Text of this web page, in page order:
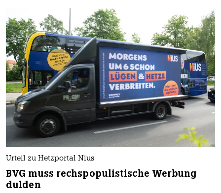
Urteil zu Hetzportal Nius
BVG muss rechspopulistische Werbung
dulden